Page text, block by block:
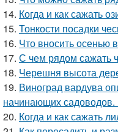
14. Когда и как сажать
15. Тонкости посадки
16. Что вносить осенью
17. С чем рядом сажать
18. Черешня высота
19. Виноград вардува
начинающих садоводов.
20. Когда и как сажать